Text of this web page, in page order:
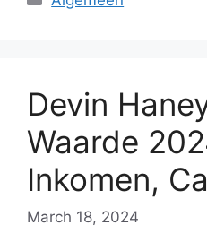
Devin
Waarde
Inkomen,
March 18, 2024